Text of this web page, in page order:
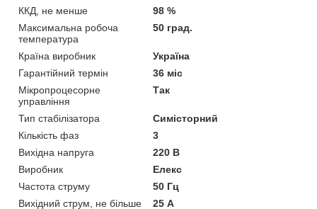
ККД, не менше
98 %
Максимальна робоча
температура
50 град.
Країна виробник
Україна
Гарантійний термін
36 міс
Мікропроцесорне
управління
Так
Тип стабілізатора
Симісторний
Кількість фаз
3
Вихідна напруга
220 В
Виробник
Елекс
Частота струму
50 Гц
Вихідний струм, не більше
25 А